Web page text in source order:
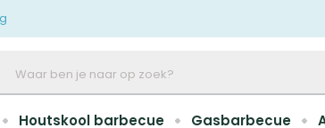
Houtskool barbecue Gasbarbecue